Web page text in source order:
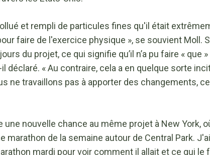
et rempli de particules fines qu'il était
faire de l'exercice physique », se souvient Moll.
du projet, ce qui signifie qu’il n’a pu faire « que
il déclaré. « Au contraire, cela a en quelque sorte
ne travaillons pas à apporter des changements,
une nouvelle chance au même projet à New York,
marathon de la semaine autour de Central Park.
mardi pour voir comment il allait et ce qui le